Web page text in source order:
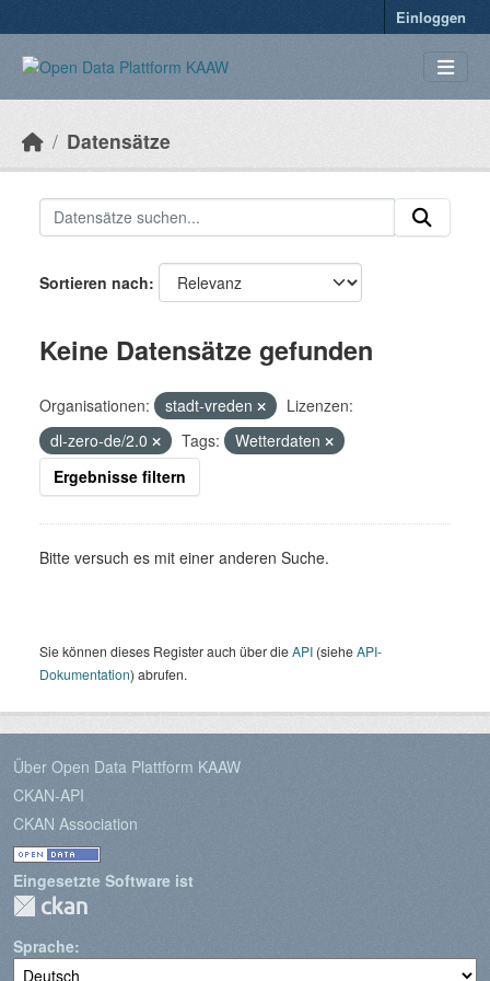
Einloggen
Datensätze
Sortieren nach
Keine Datensätze gefunden
Organisationen: stadt-vreden
Lizenzen:
dl-zero-de/2.0
Tags:
Wetterdaten
Ergebnisse filtern
Bitte versuch es mit einer anderen Suche.
Sie können dieses Register auch über dieAPI (sieheAPI-
Dokumentation) abrufen.
Über Open Data Plattform KAAW
CKAN-API
CKAN Association
Eingesetzte Software ist
Sprache